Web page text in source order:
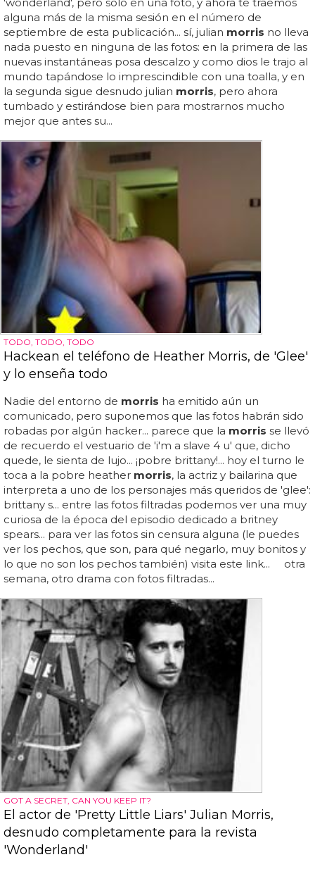
alguna más de la misma sesión en el número de
septiembre de esta publicación... sí, julian morris no lleva
nada puesto en ninguna de las fotos: en la primera de las
nuevas instantáneas posa descalzo y como dios le trajo al
mundo tapándose lo imprescindible con una toalla, y en
la segunda sigue desnudo julian morris, pero ahora
tumbado y estirándose bien para mostrarnos mucho
mejor que antes su...
TODO, TODO, TODO
Hackean el teléfono de Heather Morris, de 'Glee'
y lo enseña todo
Nadie del entorno de morris ha emitido aún un
comunicado, pero suponemos que las fotos habrán sido
robadas por algún hacker... parece que la morris se llevó
de recuerdo el vestuario de 'i'm a slave 4 u' que, dicho
quede, le sienta de lujo... ¡pobre brittany!... hoy el turno le
toca a la pobre heather morris, la actriz y bailarina que
interpreta a uno de los personajes más queridos de 'glee':
brittany s... entre las fotos filtradas podemos ver una muy
curiosa de la época del episodio dedicado a britney
spears... para ver las fotos sin censura alguna (le puedes
ver los pechos, que son, para qué negarlo, muy bonitos y
lo que no son los pechos también) visita este link... otra
semana, otro drama con fotos filtradas...
GOT A SECRET, CAN YOU KEEP IT?
El actor de 'Pretty Little Liars' Julian Morris,
desnudo completamente para la revista
'Wonderland'